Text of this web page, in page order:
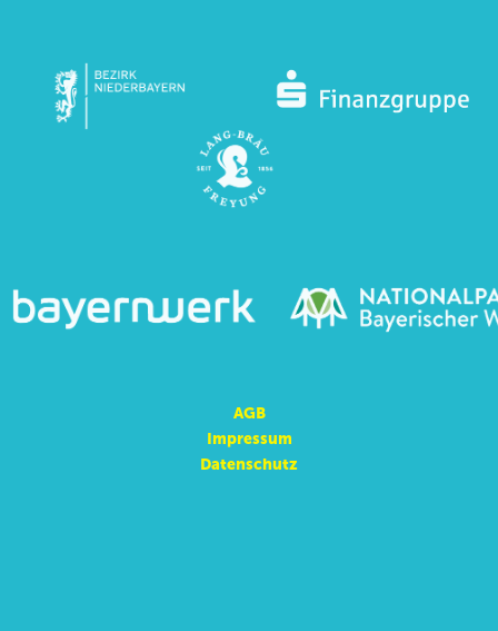
AGB
Impressum
Datenschutz